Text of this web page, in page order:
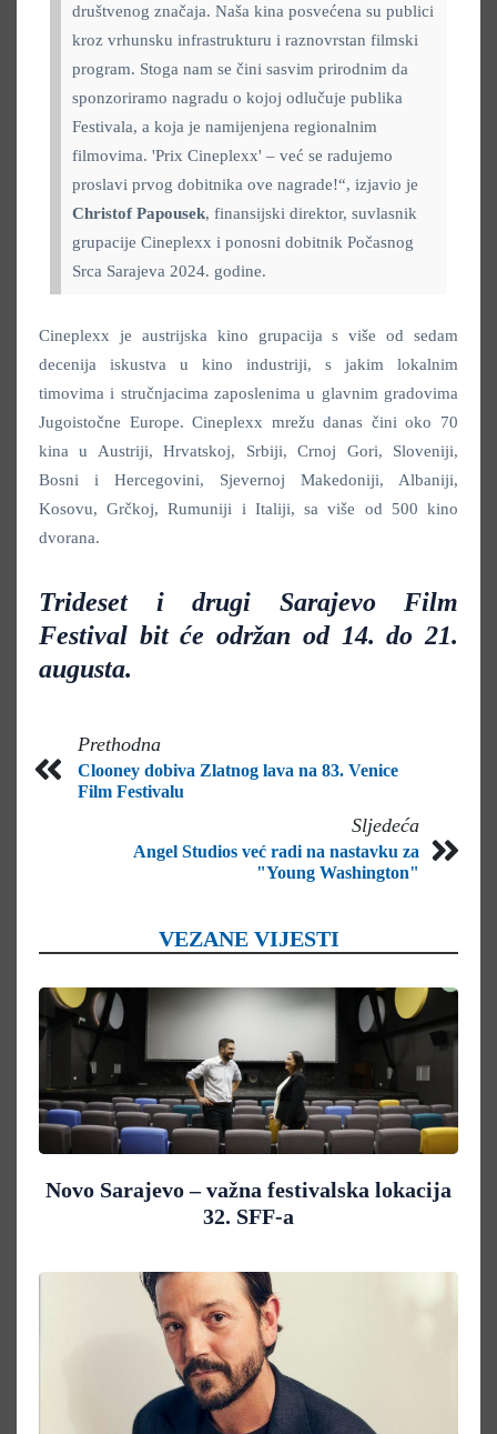
društvenog značaja. Naša kina posvećena su publici
kroz vrhunsku infrastrukturu i raznovrstan filmski
program. Stoga nam se čini sasvim prirodnim da
sponzoriramo nagradu o kojoj odlučuje publika
Festivala, a koja je namijenjena regionalnim
filmovima. 'Prix Cineplexx' – već se radujemo
proslavi prvog dobitnika ove nagrade!“, izjavio je
Christof Papousek, finansijski direktor, suvlasnik
grupacije Cineplexx i ponosni dobitnik Počasnog
Srca Sarajeva 2024. godine.
Cineplexx je austrijska kino grupacija s više od sedam
decenija iskustva u kino industriji, s jakim lokalnim
timovima i stručnjacima zaposlenima u glavnim gradovima
Jugoistočne Europe. Cineplexx mrežu danas čini oko 70
kina u Austriji, Hrvatskoj, Srbiji, Crnoj Gori, Sloveniji,
Bosni i Hercegovini, Sjevernoj Makedoniji, Albaniji,
Kosovu, Grčkoj, Rumuniji i Italiji, sa više od 500 kino
dvorana.
Trideset i drugi Sarajevo Film
Festival bit će održan od 14. do 21.
augusta.
Prethodna
Clooney dobiva Zlatnog lava na 83. Venice
Film Festivalu
Sljedeća
Angel Studios već radi na nastavku za
"Young Washington"
VEZANE VIJESTI
Novo Sarajevo – važna festivalska lokacija
32. SFF-a